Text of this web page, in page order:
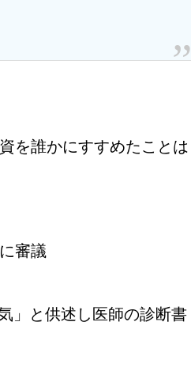
を誰かにすすめたことは
審議
」と供述し医師の診断書